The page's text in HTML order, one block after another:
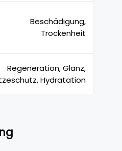
Beschädigung,
Trockenheit
Regeneration, Glanz,
Hydratation